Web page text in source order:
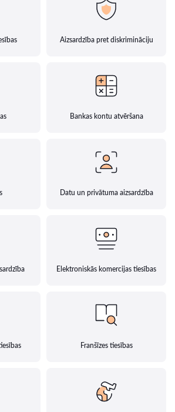
Aizsardzība pret diskrimināciju
Bankas kontu atvēršana
Datu un privātuma aizsardzība
Elektroniskās komercijas tiesības
Franšīzes tiesības